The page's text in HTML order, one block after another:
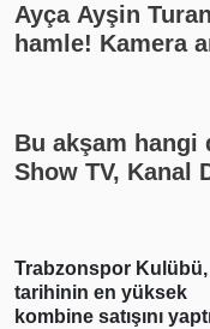
Ayça Ayşin
hamle! Kamera
Bu akşam hangi
Show TV, Kanal
Trabzonspor Kulübü,
tarihinin en yüksek
kombine satışını